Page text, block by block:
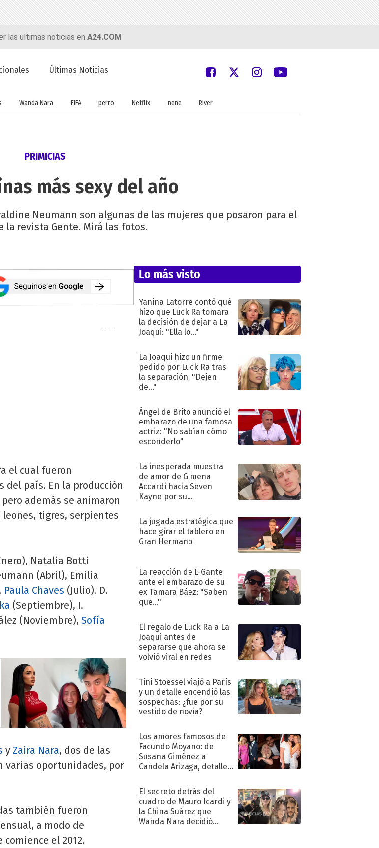
las ultimas noticias en A24.COM
Últimas Noticias
Wanda Nara FIFA perro Netflix nene River
PRIMICIAS
más sexy del año
Neumann son algunas de las mujeres que posaron para el
la revista Gente. Mirá las fotos.
el cual fueron
del país. En la producción
además se animaron
tigres, serpientes
Natalia Botti
(Abril), Emilia
Paula Chaves (Julio), D.
(Septiembre), I.
(Noviembre), Sofía
y Zaira Nara, dos de las
varias oportunidades, por
también fueron
a modo de
el 2012.
Lo más visto
Yanina Latorre contó qué
hizo que Luck Ra tomara
la decisión de dejar a La
Joaqui: "Ella lo..."
La Joaqui hizo un firme
pedido por Luck Ra tras
la separación: "Dejen
de..."
Ángel de Brito anunció el
embarazo de una famosa
actriz: "No sabían cómo
esconderlo"
La inesperada muestra
de amor de Gimena
Accardi hacia Seven
Kayne por su
La jugada estratégica que
hace girar el tablero en
Gran Hermano
La reacción de L-Gante
ante el embarazo de su
ex Tamara Báez: "Saben
que..."
El regalo de Luck Ra a La
Joaqui antes de
separarse que ahora se
volvió viral en redes
Tini Stoessel viajó a París
y un detalle encendió las
sospechas: ¿fue por su
vestido de novia?
Los amores famosos de
Facundo Moyano: de
Susana Giménez a
Candela Arizaga, detalles
sentimental
El secreto detrás del
cuadro de Mauro Icardi y
la China Suárez que
Wanda Nara decidió